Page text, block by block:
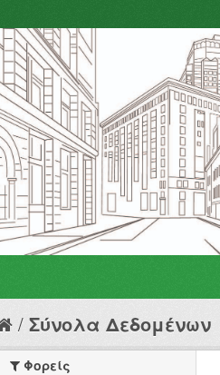
Σύνολα Δεδομένων
Φορείς